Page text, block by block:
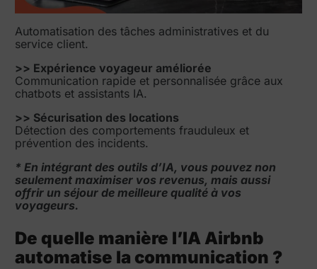
Automatisation des tâches administratives et du
service client.
>> Expérience voyageur améliorée
Communication rapide et personnalisée grâce aux
chatbots et assistants IA.
>> Sécurisation des locations
Détection des comportements frauduleux et
prévention des incidents.
* En intégrant des outils d’IA, vous pouvez non
seulement maximiser vos revenus, mais aussi
offrir un séjour de meilleure qualité à vos
voyageurs.
De quelle manière l’IA Airbnb
automatise la communication ?